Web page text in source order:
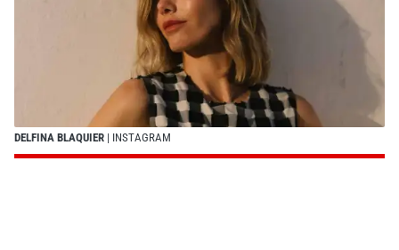
DELFINA BLAQUIER | INSTAGRAM